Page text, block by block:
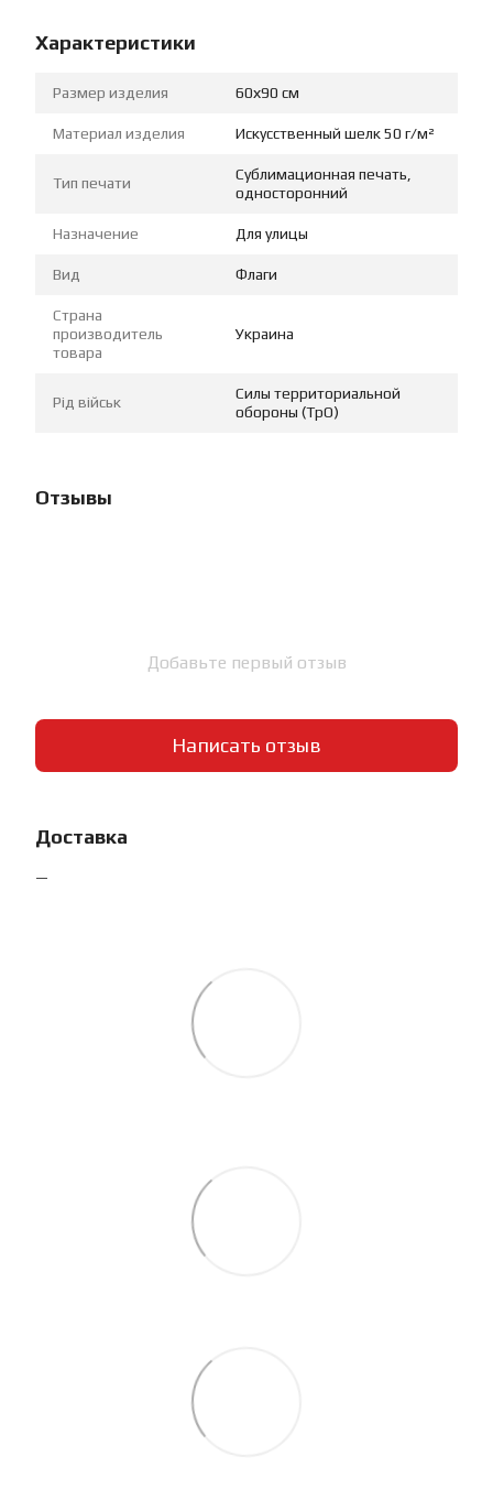
Характеристики
Размер изделия 60х90 см
Материал изделия Искусственный шелк 50 г/м²
Тип печати
Сублимационная печать,
односторонний
Назначение Для улицы
Вид Флаги
Страна
производитель
товара
Украина
Рід військ
Силы территориальной
обороны (ТрО)
Отзывы
Добавьте первый отзыв
Написать отзыв
Доставка